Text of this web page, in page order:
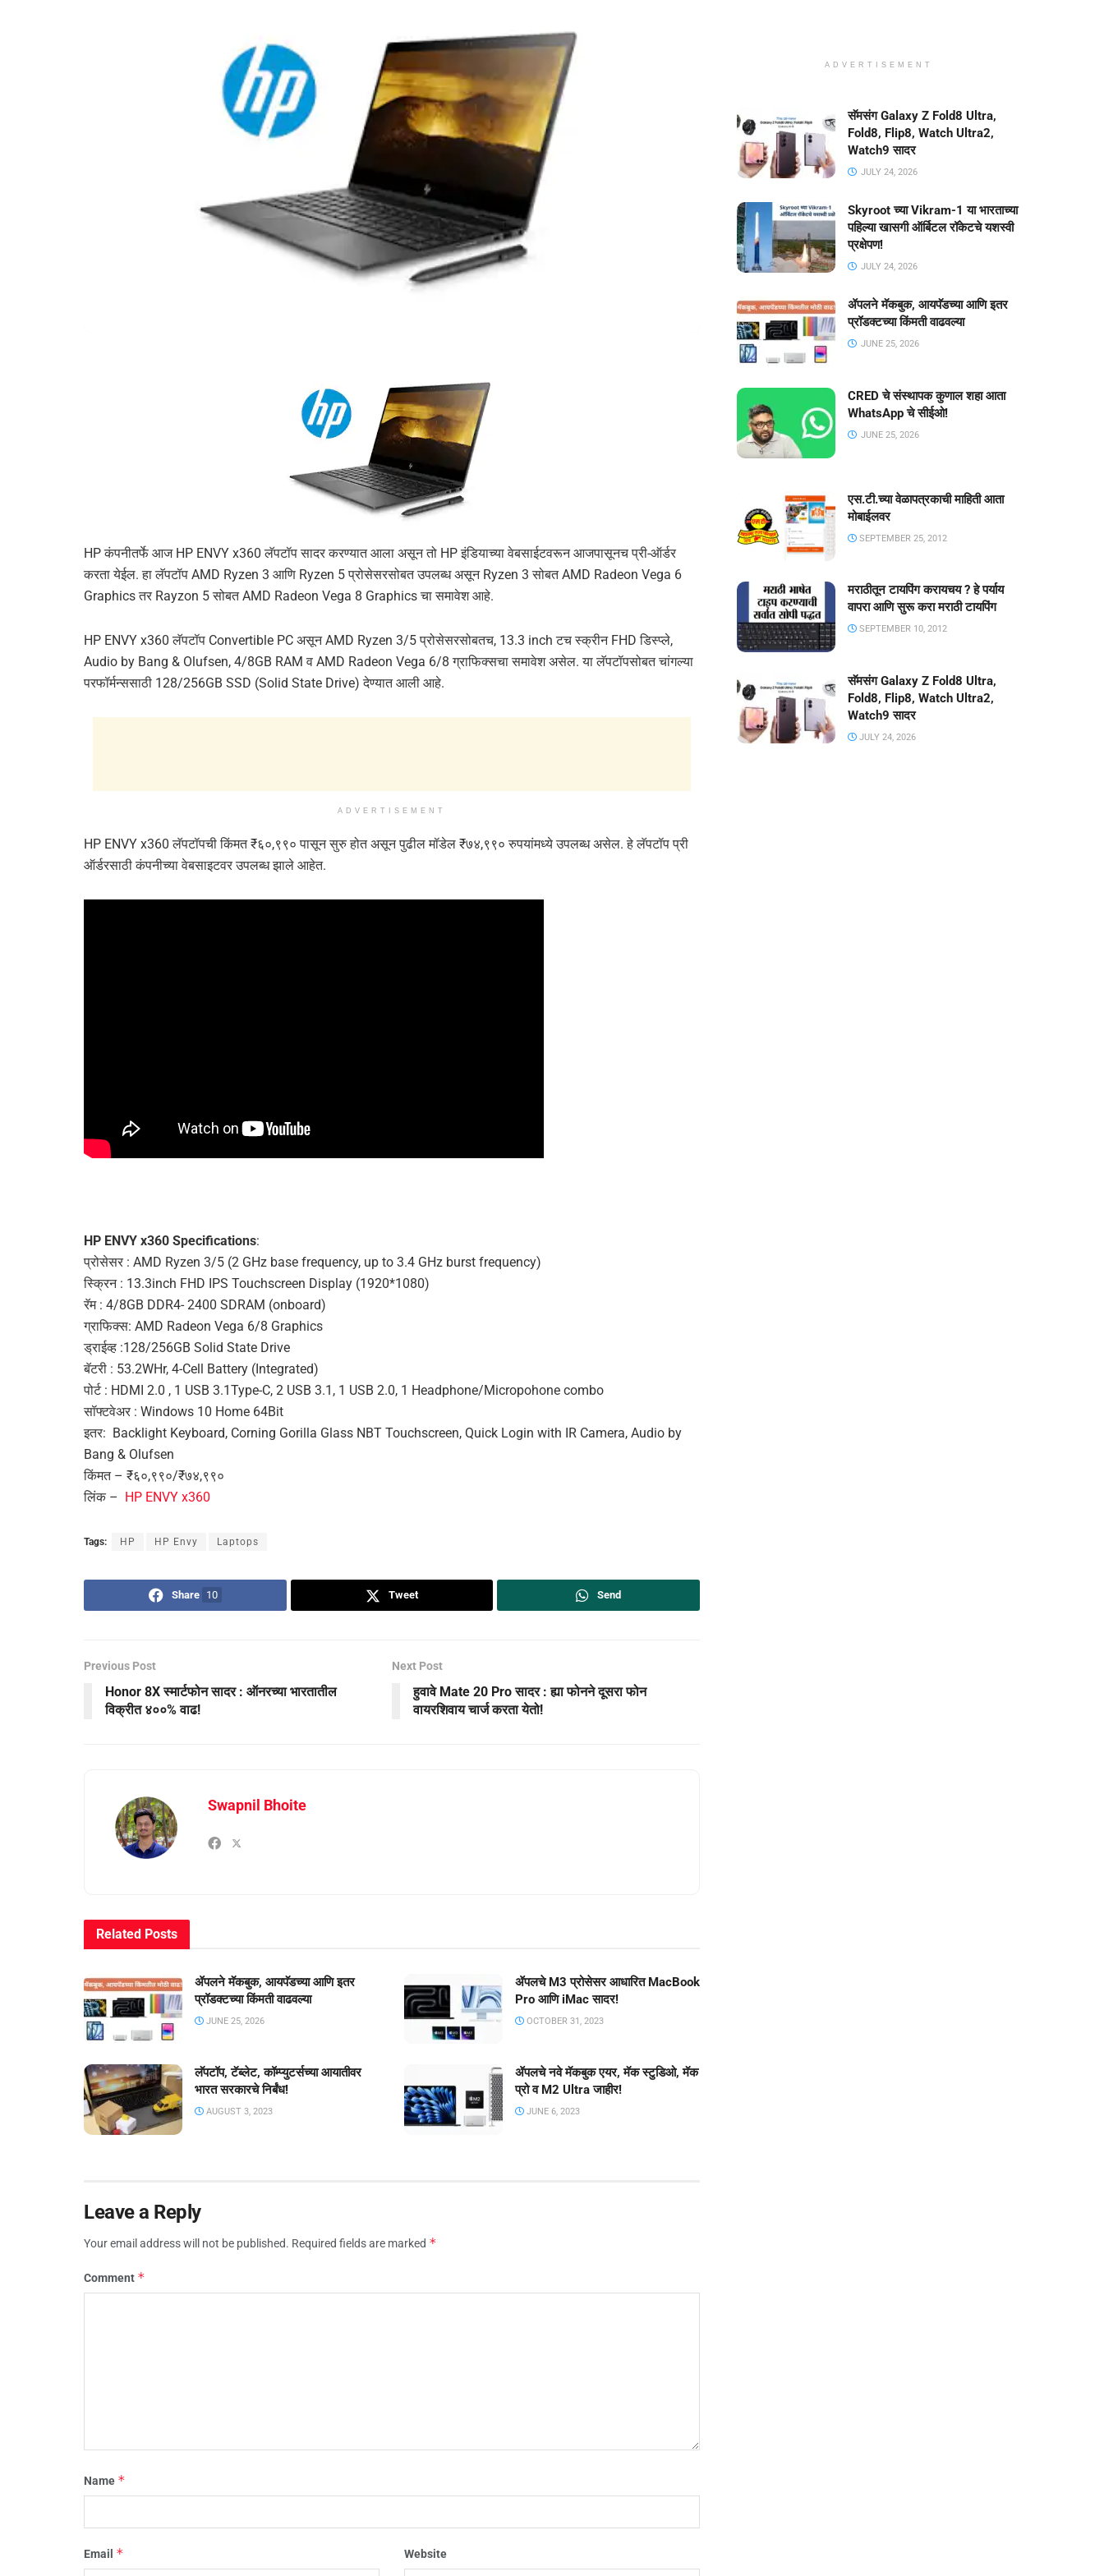
HP कंपनीतर्फे आज HP ENVY x360 लॅपटॉप सादर करण्यात आला असून तो HP इंडियाच्या वेबसाईटवरून आजपासूनच प्री-ऑर्डर
करता येईल. हा लॅपटॉप AMD Ryzen 3 आणि Ryzen 5 प्रोसेसरसोबत उपलब्ध असून Ryzen 3 सोबत AMD Radeon Vega 6
Graphics तर Rayzon 5 सोबत AMD Radeon Vega 8 Graphics चा समावेश आहे.
HP ENVY x360 लॅपटॉप Convertible PC असून AMD Ryzen 3/5 प्रोसेसरसोबतच, 13.3 inch टच स्क्रीन FHD डिस्प्ले,
Audio by Bang & Olufsen, 4/8GB RAM व AMD Radeon Vega 6/8 ग्राफिक्सचा समावेश असेल. या लॅपटॉपसोबत चांगल्या
परफॉर्मन्ससाठी 128/256GB SSD (Solid State Drive) देण्यात आली आहे.
ADVERTISEMENT
HP ENVY x360 लॅपटॉपची किंमत ₹६०,९९० पासून सुरु होत असून पुढील मॉडेल ₹७४,९९० रुपयांमध्ये उपलब्ध असेल. हे लॅपटॉप प्री
ऑर्डरसाठी कंपनीच्या वेबसाइटवर उपलब्ध झाले आहेत.
HP ENVY x360 Specifications:
प्रोसेसर : AMD Ryzen 3/5 (2 GHz base frequency, up to 3.4 GHz burst frequency)
स्क्रिन : 13.3inch FHD IPS Touchscreen Display (1920*1080)
रॅम : 4/8GB DDR4- 2400 SDRAM (onboard)
ग्राफिक्स: AMD Radeon Vega 6/8 Graphics
ड्राईव्ह :128/256GB Solid State Drive
बॅटरी : 53.2WHr, 4-Cell Battery (Integrated)
पोर्ट : HDMI 2.0 , 1 USB 3.1Type-C, 2 USB 3.1, 1 USB 2.0, 1 Headphone/Micropohone combo
सॉफ्टवेअर : Windows 10 Home 64Bit
इतर: Backlight Keyboard, Corning Gorilla Glass NBT Touchscreen, Quick Login with IR Camera, Audio by
Bang & Olufsen
किंमत – ₹६०,९९०/₹७४,९९०
लिंक – HP ENVY x360
Tags: HP HP Envy Laptops
Share 10 Tweet Send
Previous Post
Honor 8X स्मार्टफोन सादर : ऑनरच्या भारतातील
विक्रीत ४००% वाढ!
Next Post
हुवावे Mate 20 Pro सादर : ह्या फोनने दूसरा फोन
वायरशिवाय चार्ज करता येतो!
Swapnil Bhoite
Related Posts
ॲपलने मॅकबुक, आयपॅडच्या आणि इतर
प्रॉडक्टच्या किंमती वाढवल्या
JUNE 25, 2026
ॲपलचे M3 प्रोसेसर आधारित MacBook
Pro आणि iMac सादर!
OCTOBER 31, 2023
लॅपटॉप, टॅब्लेट, कॉम्प्युटर्सच्या आयातीवर
भारत सरकारचे निर्बंध!
AUGUST 3, 2023
ॲपलचे नवे मॅकबुक एयर, मॅक स्टुडिओ, मॅक
प्रो व M2 Ultra जाहीर!
JUNE 6, 2023
Leave a Reply
Your email address will not be published. Required fields are marked *
Comment *
Name *
Email * Website
ADVERTISEMENT
सॅमसंग Galaxy Z Fold8 Ultra,
Fold8, Flip8, Watch Ultra2,
Watch9 सादर
JULY 24, 2026
Skyroot च्या Vikram-1 या भारताच्या
पहिल्या खासगी ऑर्बिटल रॉकेटचे यशस्वी
प्रक्षेपण!
JULY 24, 2026
ॲपलने मॅकबुक, आयपॅडच्या आणि इतर
प्रॉडक्टच्या किंमती वाढवल्या
JUNE 25, 2026
CRED चे संस्थापक कुणाल शहा आता
WhatsApp चे सीईओ!
JUNE 25, 2026
एस.टी.च्या वेळापत्रकाची माहिती आता
मोबाईलवर
SEPTEMBER 25, 2012
मराठीतून टायपिंग करायचय ? हे पर्याय
वापरा आणि सुरू करा मराठी टायपिंग
SEPTEMBER 10, 2012
सॅमसंग Galaxy Z Fold8 Ultra,
Fold8, Flip8, Watch Ultra2,
Watch9 सादर
JULY 24, 2026